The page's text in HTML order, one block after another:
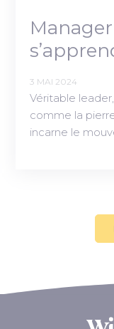
3 MAI 2024
Véritable
comme la
incarne le